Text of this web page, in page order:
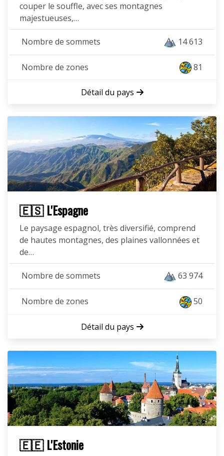
couper le souffle, avec ses montagnes
majestueuses,…
Nombre de sommets 14 613
Nombre de zones 81
Détail du pays
🇪🇸 L'Espagne
Le paysage espagnol, très diversifié, comprend
de hautes montagnes, des plaines vallonnées et
de…
Nombre de sommets 63 974
Nombre de zones 50
Détail du pays
🇪🇪 L'Estonie